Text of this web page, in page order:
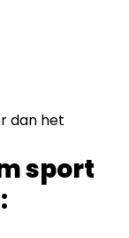
dan het
sport